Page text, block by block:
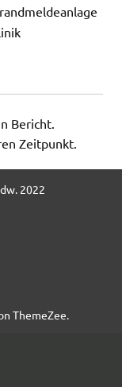
Bericht.
Zeitpunkt.
2022
ThemeZee.